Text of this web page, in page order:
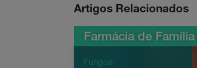
Artigos Relacionados
Farmácia de Família
Fungos